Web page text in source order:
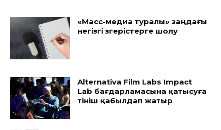
«Масс-медиа туралы» заңдағы
негізгі өзгерістерге шолу
Alternativa Film Labs Impact
Lab бағдарламасына қатысуға
өтініш қабылдап жатыр